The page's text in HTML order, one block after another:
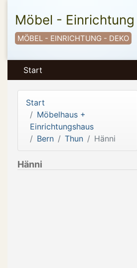
Möbel -
MÖBEL - EINRICHTUNG - DEKO
Start
Start
Möbelhaus +
Einrichtungshaus
Bern
Thun Hänni
Hänni